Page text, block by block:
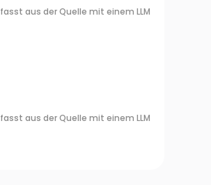
aus der Quelle mit einem LLM
aus der Quelle mit einem LLM